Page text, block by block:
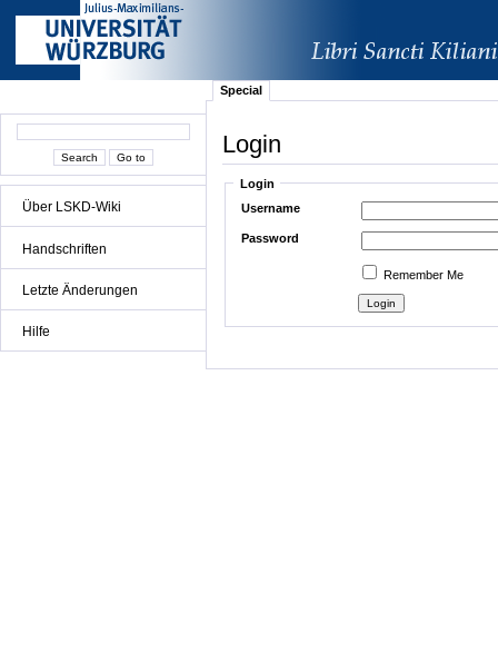
Über LSKD-Wiki
Handschriften
Letzte Änderungen
Hilfe
Special
Login
Login
Username
Password
Remember Me